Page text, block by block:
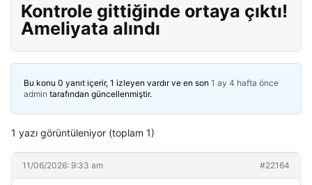
Kontrole gittiğinde ortaya çıktı!
Ameliyata alındı
Bu konu 0 yanıt içerir, 1 izleyen vardır ve en son 1 ay 4 hafta önce
admin tarafından güncellenmiştir.
1 yazı görüntüleniyor (toplam 1)
11/06/2026: 9:33 am #22164